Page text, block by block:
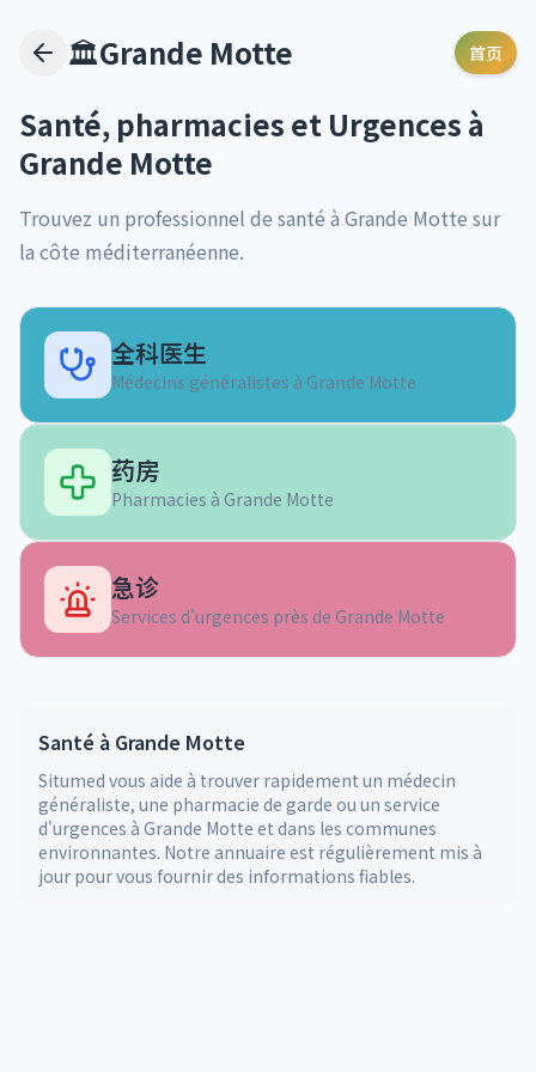
🏛️Grande Motte 首页
Santé, pharmacies et Urgences à
Grande Motte
Trouvez un professionnel de santé à Grande Motte sur
la côte méditerranéenne.
全科医生
Médecins généralistes à Grande Motte
药房
Pharmacies à Grande Motte
急诊
Services d'urgences près de Grande Motte
Santé à Grande Motte
Situmed vous aide à trouver rapidement un médecin
généraliste, une pharmacie de garde ou un service
d'urgences à Grande Motte et dans les communes
environnantes. Notre annuaire est régulièrement mis à
jour pour vous fournir des informations fiables.